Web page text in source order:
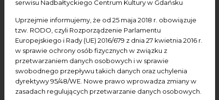
serwisu Nadbałtyckiego Centrum Kultury w Gdańsku
Uprzejmie informujemy, że od 25 maja 2018 r. obowiązuje
tzw. RODO, czyli Rozporządzenie Parlamentu
Europejskiego i Rady (UE) 2016/679 z dnia 27 kwietnia 2016 r.
w sprawie ochrony osób fizycznych w związku z
przetwarzaniem danych osobowych i w sprawie
swobodnego przepływu takich danych oraz uchylenia
dyrektywy 95/48/WE. Nowe prawo wprowadza zmiany w
zasadach regulujących przetwarzanie danych osobowych.